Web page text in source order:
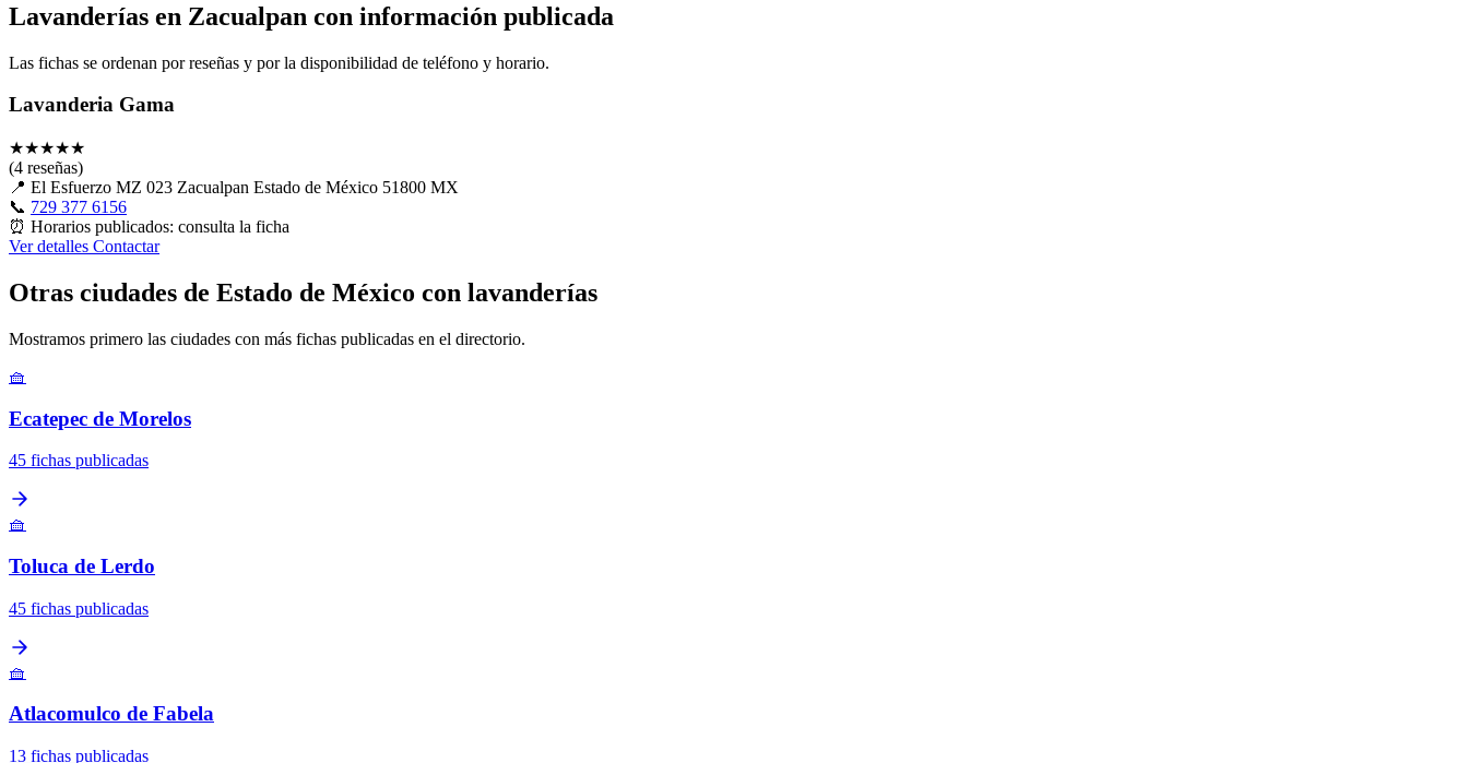
Lavanderías en Zacualpan con información publicada
Las fichas se ordenan por reseñas y por la disponibilidad de teléfono y horario.
Lavanderia Gama
★★★★★
(4 reseñas)
📍 El Esfuerzo MZ 023 Zacualpan Estado de México 51800 MX
📞 729 377 6156
⏰ Horarios publicados: consulta la ficha
Ver detalles Contactar
Otras ciudades de Estado de México con lavanderías
Mostramos primero las ciudades con más fichas publicadas en el directorio.
🧺
Ecatepec de Morelos
45 fichas publicadas
🧺
Toluca de Lerdo
45 fichas publicadas
🧺
Atlacomulco de Fabela
13 fichas publicadas